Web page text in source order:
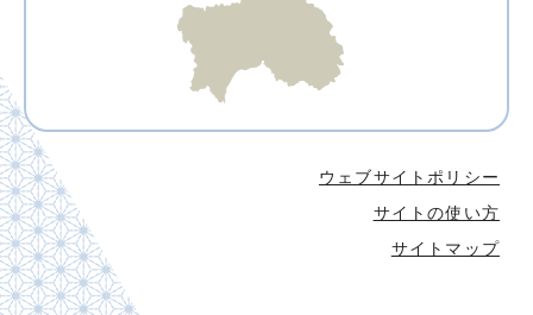
ウェブサイトポリシー
サイトの使い方
サイトマップ